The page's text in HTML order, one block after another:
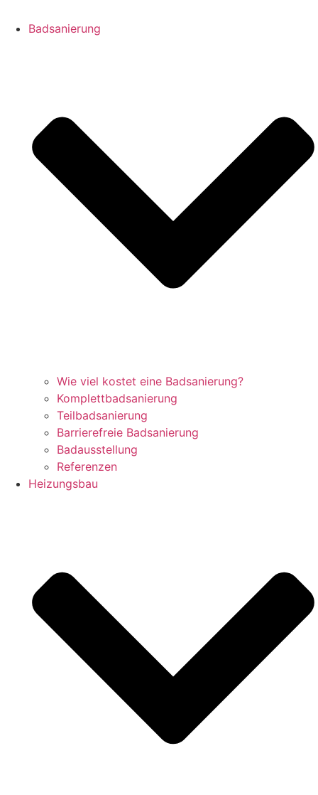
Badsanierung
Wie viel kostet eine Badsanierung?
Komplettbadsanierung
Teilbadsanierung
Barrierefreie Badsanierung
Badausstellung
Referenzen
Heizungsbau